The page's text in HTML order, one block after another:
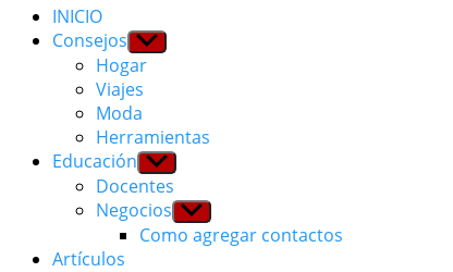
INICIO
Consejos Show
sub
menu
Hogar
Viajes
Moda
Herramientas
Educación Show
sub
menu
Docentes
Negocios Show
sub
menu
Como agregar contactos
Artículos